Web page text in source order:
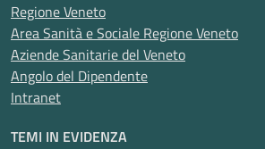
Regione Veneto
Area Sanità e Sociale Regione Veneto
Aziende Sanitarie del Veneto
Angolo del Dipendente
Intranet
TEMI IN EVIDENZA